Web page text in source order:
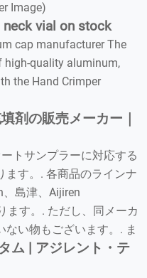
Image)
vial on stock
cap manufacturer The
high-quality aluminum,
the Hand Crimper
剤の販売メーカー｜
トサンプラーに対応する
ます。. 各商品のラインナ
島津、Aijiren
ます。. ただし、同メーカ
い物もございます。. ま
ム | アジレント・テ